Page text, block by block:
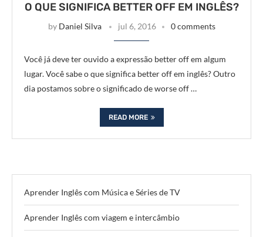
O QUE SIGNIFICA BETTER OFF EM INGLÊS?
by Daniel Silva jul 6, 2016 0 comments
Você já deve ter ouvido a expressão better off em algum
lugar. Você sabe o que significa better off em inglês? Outro
dia postamos sobre o significado de worse off …
READ MORE
Aprender Inglês com Música e Séries de TV
Aprender Inglês com viagem e intercâmbio